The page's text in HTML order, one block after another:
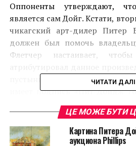
Оппоненты утверждают,
является сам Дойг. Кстати,
чикагский арт-дилер Питер
должен был помочь
Флетчер настаивает,
пустынный пейзаж,
имеет подпись «Пит Дойдж
собой квинтэссенцию стиля
ЧИТАТИ ДАЛІ
ЦЕ МОЖЕ БУТИ
Картина Питера
аукциона Phillips